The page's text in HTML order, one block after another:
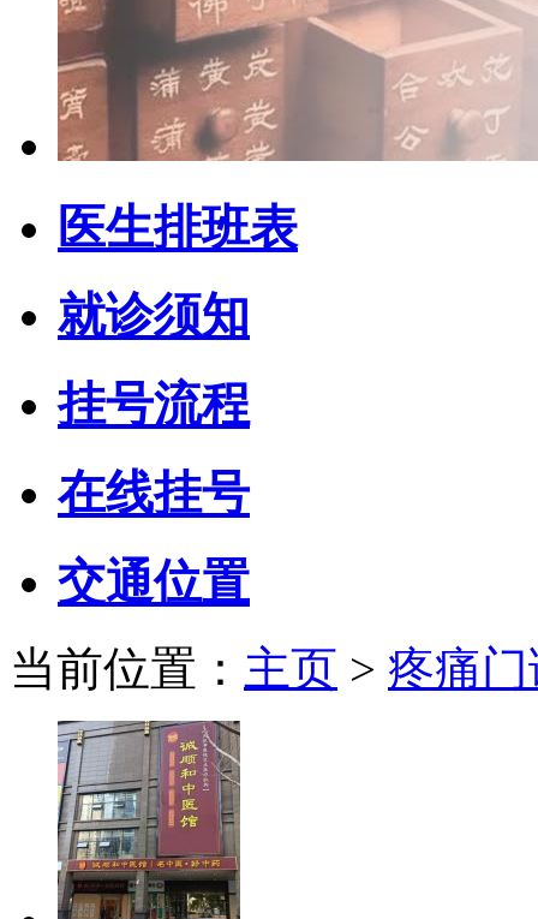
医生排班表
就诊须知
挂号流程
在线挂号
交通位置
当前位置： 主页 > 疼痛